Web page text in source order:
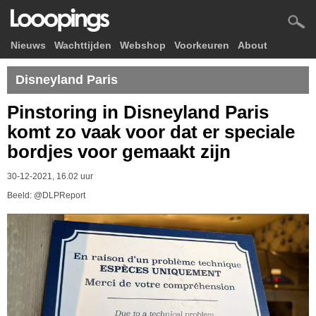
Nieuws Wachttijden Webshop Voorkeuren About
Disneyland Paris
Pinstoring in Disneyland Paris
komt zo vaak voor dat er speciale
bordjes voor gemaakt zijn
30-12-2021, 16.02 uur
Beeld: @DLPReport